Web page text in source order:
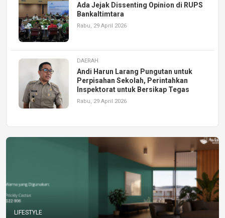
Ada Jejak Dissenting Opinion di RUPS
Bankaltimtara
Rabu, 29 April 2026
DAERAH
Andi Harun Larang Pungutan untuk
Perpisahan Sekolah, Perintahkan
Inspektorat untuk Bersikap Tegas
Rabu, 29 April 2026
LIFESTYLE